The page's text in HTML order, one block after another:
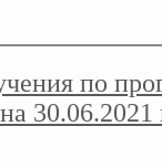
по
30.06.2021